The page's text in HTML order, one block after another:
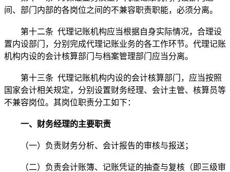
间、部门内部的各岗位之间的不兼容职责职能，必须分离。
第十二条 代理记账机构应当根据自身实际情况，合理设
置内设部门，分别完成代理记账业务的各工作环节。代理记账
机构内设的会计核算部门与档案管理部门应当分离。
第十三条 代理记账机构内设的会计核算部门，应当按照
国家会计相关规定，分别设置财务经理、会计主管、核算员等
不兼容岗位。其岗位职责分工如下：
一、财务经理的主要职责
（一）负责财务分析、会计报告的审核与报送；
（二）负责会计账簿、记账凭证的抽查与复核（即三级审